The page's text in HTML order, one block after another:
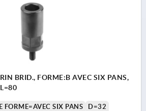
BRID., FORME:B AVEC SIX PANS,
FORME=AVEC SIX PANS
D=32